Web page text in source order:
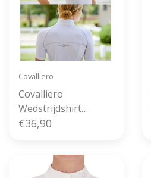
Covalliero
Covalliero
Wedstrijdshirt
Valentina White
€36,90